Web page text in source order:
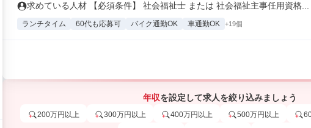
求めている人材 【必須条件】 社会福祉士 または 社会福祉主事任用資格...
ランチタイム 60代も応募可 バイク通勤OK 車通勤OK +19個
年収を設定して求人を絞り込みましょう
200万円以上 300万円以上 400万円以上 500万円以上